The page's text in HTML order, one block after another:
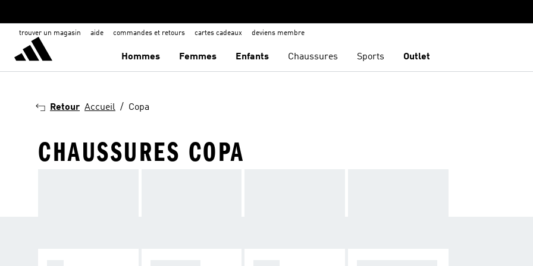
trouver un magasin aide commandes et retours cartes cadeaux deviens membre
Hommes Femmes Enfants Chaussures Sports Outlet
Retour Accueil Copa
CHAUSSURES COPA